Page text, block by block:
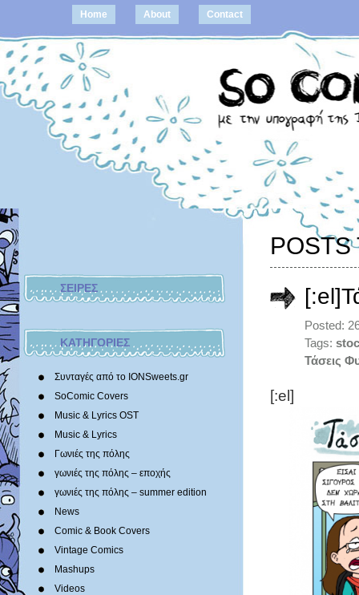
Home About Contact
ΣΕΙΡΕΣ
ΚΑΤΗΓΟΡΙΕΣ
Συνταγές από το IONSweets.gr
SoComic Covers
Music & Lyrics OST
Music & Lyrics
Γωνιές της πόλης
γωνιές της πόλης – εποχής
γωνιές της πόλης – summer edition
News
Comic & Book Covers
Vintage Comics
Mashups
Videos
Posted:
Tags:
Τάσεις
[:el]